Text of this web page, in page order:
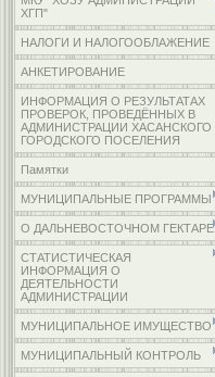
ХГП"
НАЛОГИ И НАЛОГООБЛАЖЕНИЕ
АНКЕТИРОВАНИЕ
ИНФОРМАЦИЯ О РЕЗУЛЬТАТАХ
ПРОВЕРОК, ПРОВЕДЁННЫХ В
АДМИНИСТРАЦИИ ХАСАНСКОГО
ГОРОДСКОГО ПОСЕЛЕНИЯ
Памятки
МУНИЦИПАЛЬНЫЕ ПРОГРАММЫ
О ДАЛЬНЕВОСТОЧНОМ ГЕКТАРЕ
СТАТИСТИЧЕСКАЯ
ИНФОРМАЦИЯ О
ДЕЯТЕЛЬНОСТИ
АДМИНИСТРАЦИИ
МУНИЦИПАЛЬНОЕ ИМУЩЕСТВО
МУНИЦИПАЛЬНЫЙ КОНТРОЛЬ